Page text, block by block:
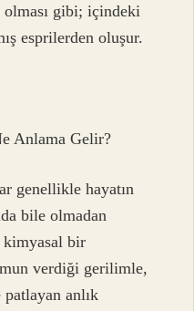
olması gibi; içindeki
esprilerden oluşur.
Anlama Gelir?
genellikle hayatın
bile olmadan
kimyasal bir
verdiği gerilimle,
anlık